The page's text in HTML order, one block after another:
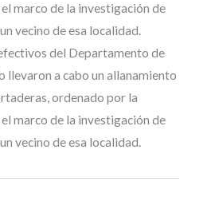
marco de la investigación de
vecino de esa localidad.
del Departamento de
llevaron a cabo un allanamiento
ordenado por la
marco de la investigación de
vecino de esa localidad.